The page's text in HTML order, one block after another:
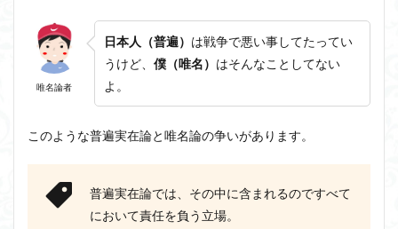
唯名論者
日本人（普遍） は戦争で悪い事してたってい
うけど、 僕（唯名） はそんなことしてない
よ。
このような普遍実在論と唯名論の争いがあります。
普遍実在論では、その中に含まれるのですべて
において責任を負う立場。